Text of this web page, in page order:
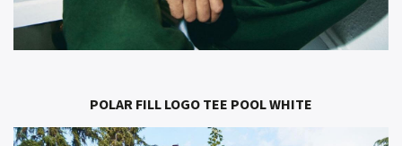
POLAR FILL LOGO TEE POOL WHITE